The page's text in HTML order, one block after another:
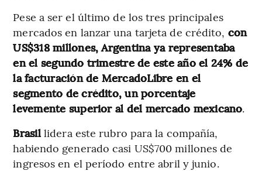
Pese a ser el último de los tres principales
mercados en lanzar una tarjeta de crédito, con
US$318 millones, Argentina ya representaba
en el segundo trimestre de este año el 24% de
la facturación de MercadoLibre en el
segmento de crédito, un porcentaje
levemente superior al del mercado mexicano.
Brasillidera este rubro para la compañía,
habiendo generado casi US$700 millones de
ingresos en el período entre abril y junio.